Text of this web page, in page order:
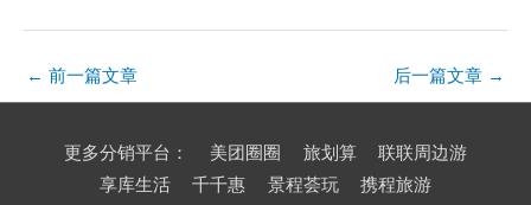
← 前一篇文章 后一篇文章 →
更多分销平台： 美团圈圈 旅划算
联联周边游
享库生活
千千惠 景程荟玩 携程旅游